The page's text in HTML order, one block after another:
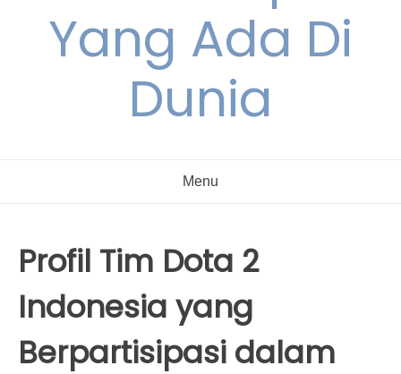
Yang Ada Di
Dunia
Menu
Profil Tim Dota 2
Indonesia yang
Berpartisipasi dalam